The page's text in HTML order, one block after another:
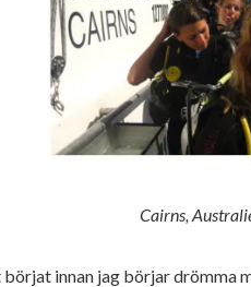
Cairns,
innan jag börjar drömma